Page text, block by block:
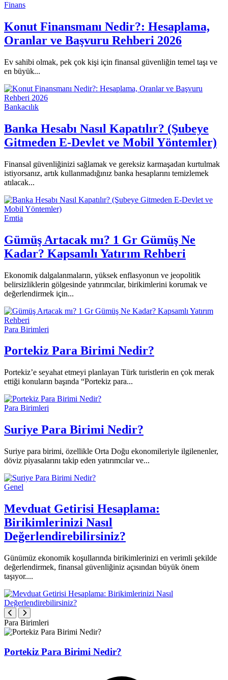
Finans
Konut Finansmanı Nedir?: Hesaplama,
Oranlar ve Başvuru Rehberi 2026
Ev sahibi olmak, pek çok kişi için finansal güvenliğin temel taşı ve
en büyük...
Bankacılık
Banka Hesabı Nasıl Kapatılır? (Şubeye
Gitmeden E-Devlet ve Mobil Yöntemler)
Finansal güvenliğinizi sağlamak ve gereksiz karmaşadan kurtulmak
istiyorsanız, artık kullanmadığınız banka hesaplarını temizlemek
atılacak...
Emtia
Gümüş Artacak mı? 1 Gr Gümüş Ne
Kadar? Kapsamlı Yatırım Rehberi
Ekonomik dalgalanmaların, yüksek enflasyonun ve jeopolitik
belirsizliklerin gölgesinde yatırımcılar, birikimlerini korumak ve
değerlendirmek için...
Para Birimleri
Portekiz Para Birimi Nedir?
Portekiz’e seyahat etmeyi planlayan Türk turistlerin en çok merak
ettiği konuların başında “Portekiz para...
Para Birimleri
Suriye Para Birimi Nedir?
Suriye para birimi, özellikle Orta Doğu ekonomileriyle ilgilenenler,
döviz piyasalarını takip eden yatırımcılar ve...
Genel
Mevduat Getirisi Hesaplama:
Birikimlerinizi Nasıl
Değerlendirebilirsiniz?
Günümüz ekonomik koşullarında birikimlerinizi en verimli şekilde
değerlendirmek, finansal güvenliğiniz açısından büyük önem
taşıyor....
Para Birimleri
Portekiz Para Birimi Nedir?